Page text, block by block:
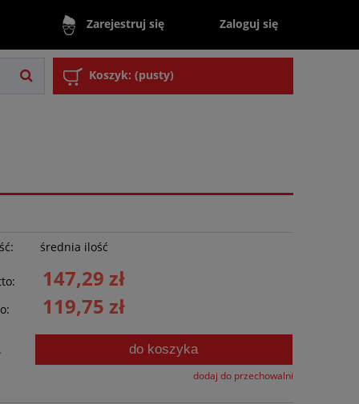
Zarejestruj się Zaloguj się
Koszyk: (pusty)
średnia ilość
147,29 zł
119,75 zł
do koszyka
dodaj do przechowalni